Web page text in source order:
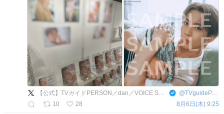
【公式】TVガイドPERSON／dan／VOICE STARS／Stage Stars @TVguidePERSON
10
28 8月6日(木) 9:25